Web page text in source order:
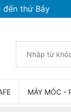
thứ Bảy
MÁY MÓC -